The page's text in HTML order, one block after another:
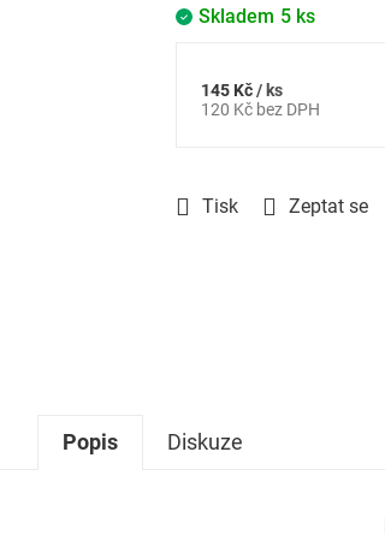
Skladem 5 ks
Tisk Zeptat se
145 Kč/ ks
120 Kč bez DPH
Měrná
Popis Diskuze